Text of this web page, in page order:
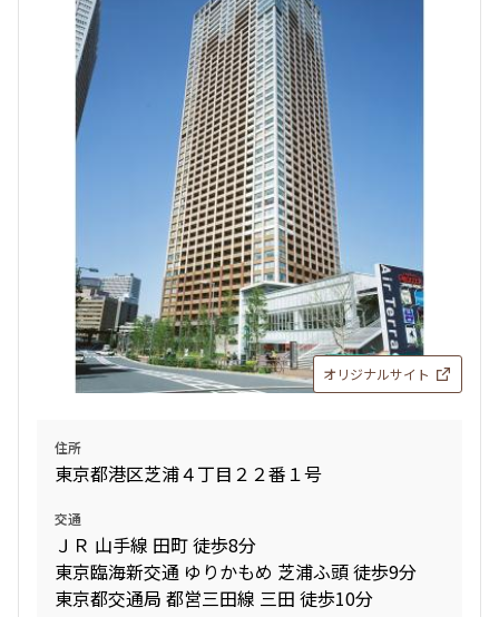
お問合せ
30階3016
330,000円0円
2.0ヶ月 1.0ヶ月
1LDK56.01㎡
ペット可 タワー
お問合せ 追加
2.0ヶ月 1.0ヶ月
1LDK+S55.91㎡
オリジナルサイト
住所
東京都港区芝浦４丁目２２番１号
交通
ＪＲ 山手線 田町 徒歩8分
東京臨海新交通 ゆりかもめ 芝浦ふ頭 徒歩9分
東京都交通局 都営三田線 三田 徒歩10分